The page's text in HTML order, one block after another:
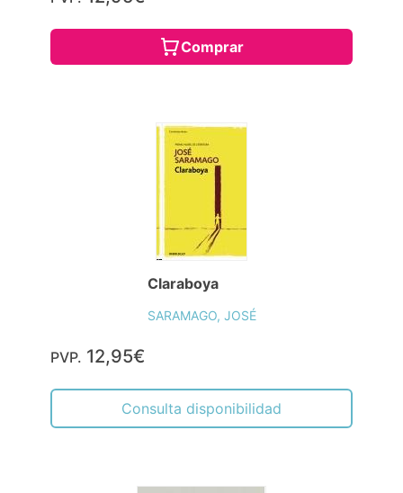
Comprar
Claraboya
SARAMAGO, JOSÉ
PVP. 12,95€
Consulta disponibilidad